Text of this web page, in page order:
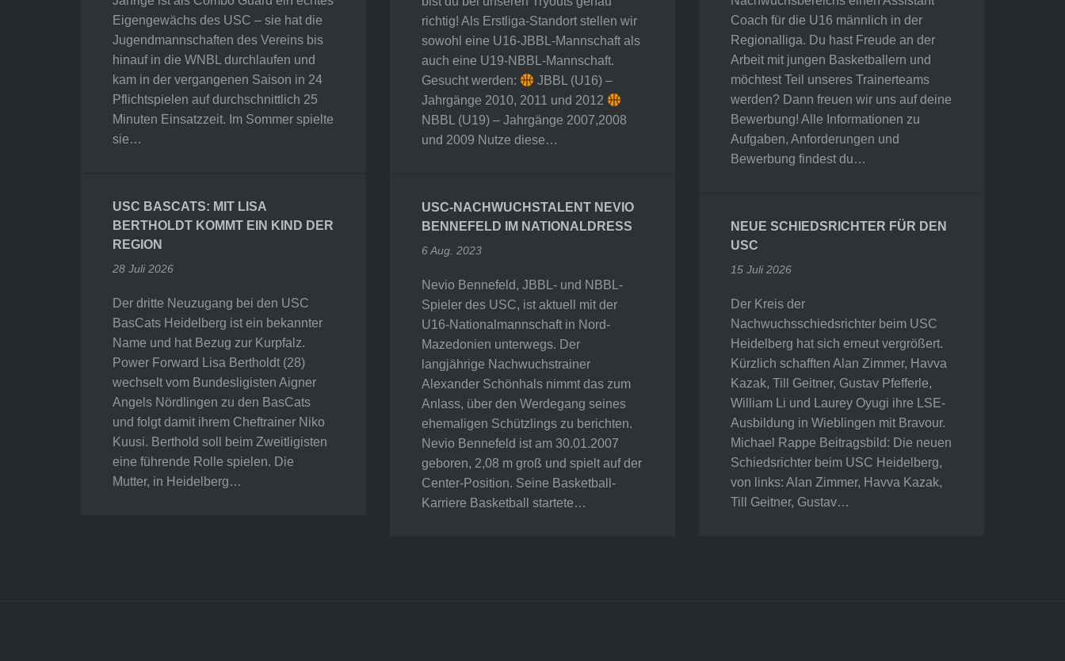
Eigengewächs des USC – sie hat die
Jugendmannschaften des Vereins bis
hinauf in die WNBL durchlaufen und
kam in der vergangenen Saison in 24
Pflichtspielen auf durchschnittlich 25
Minuten Einsatzzeit. Im Sommer spielte
sie…
USC BASCATS: MIT LISA
BERTHOLDT KOMMT EIN KIND DER
REGION
28 Juli 2026
Der dritte Neuzugang bei den USC
BasCats Heidelberg ist ein bekannter
Name und hat Bezug zur Kurpfalz.
Power Forward Lisa Bertholdt (28)
wechselt vom Bundesligisten Aigner
Angels Nördlingen zu den BasCats
und folgt damit ihrem Cheftrainer Niko
Kuusi. Berthold soll beim Zweitligisten
eine führende Rolle spielen. Die
Mutter, in Heidelberg…
richtig! Als Erstliga-Standort stellen wir
sowohl eine U16-JBBL-Mannschaft als
auch eine U19-NBBL-Mannschaft.
Gesucht werden:
JBBL (U16) –
Jahrgänge 2010, 2011 und 2012
NBBL (U19) – Jahrgänge 2007,2008
und 2009 Nutze diese…
USC-NACHWUCHSTALENT NEVIO
BENNEFELD IM NATIONALDRESS
6 Aug. 2023
Nevio Bennefeld, JBBL- und NBBL-
Spieler des USC, ist aktuell mit der
U16-Nationalmannschaft in Nord-
Mazedonien unterwegs. Der
langjährige Nachwuchstrainer
Alexander Schönhals nimmt das zum
Anlass, über den Werdegang seines
ehemaligen Schützlings zu berichten.
Nevio Bennefeld ist am 30.01.2007
geboren, 2,08 m groß und spielt auf der
Center-Position. Seine Basketball-
Karriere Basketball startete…
Coach für die U16 männlich in der
Regionalliga. Du hast Freude an der
Arbeit mit jungen Basketballern und
möchtest Teil unseres Trainerteams
werden? Dann freuen wir uns auf deine
Bewerbung! Alle Informationen zu
Aufgaben, Anforderungen und
Bewerbung findest du…
NEUE SCHIEDSRICHTER FÜR DEN
USC
15 Juli 2026
Der Kreis der
Nachwuchsschiedsrichter beim USC
Heidelberg hat sich erneut vergrößert.
Kürzlich schafften Alan Zimmer, Havva
Kazak, Till Geitner, Gustav Pfefferle,
William Li und Laurey Oyugi ihre LSE-
Ausbildung in Wieblingen mit Bravour.
Michael Rappe Beitragsbild: Die neuen
Schiedsrichter beim USC Heidelberg,
von links: Alan Zimmer, Havva Kazak,
Till Geitner, Gustav…